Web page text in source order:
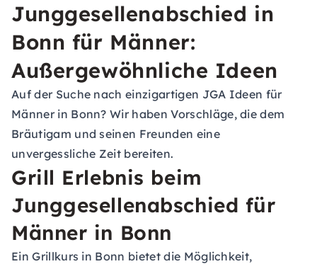
Junggesellenabschied in
Bonn für Männer:
Außergewöhnliche Ideen
Auf der Suche nach einzigartigen JGA Ideen für
Männer in Bonn? Wir haben Vorschläge, die dem
Bräutigam und seinen Freunden eine
unvergessliche Zeit bereiten.
Grill Erlebnis beim
Junggesellenabschied für
Männer in Bonn
Ein Grillkurs in Bonn bietet die Möglichkeit,